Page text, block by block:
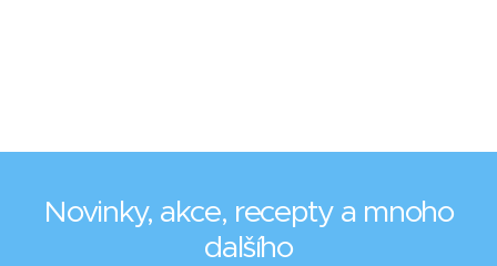
Novinky, akce, recepty a mnoho
dalšího